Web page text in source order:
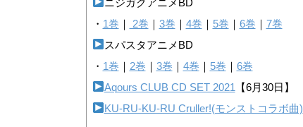
・ 1巻 ｜ 2巻 ｜ 3巻 ｜ 4巻 ｜ 5巻 ｜ 6巻 ｜ 7巻
スパスタアニメBD
・ 1巻 ｜ 2巻 ｜ 3巻 ｜ 4巻 ｜ 5巻 ｜ 6巻
Aqours CLUB CD SET 2021 【6月30日】
KU-RU-KU-RU Cruller!(モンストコラボ曲)